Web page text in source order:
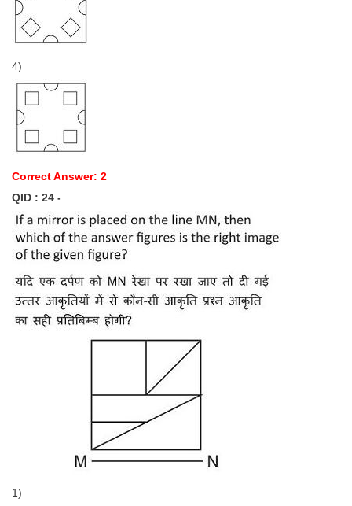
4)
Correct Answer: 2
QID : 24 -
1)